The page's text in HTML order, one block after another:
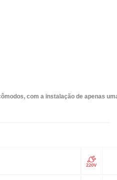
com a instalação de apenas